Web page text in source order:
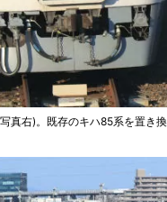
真右)。既存のキハ85系を置き